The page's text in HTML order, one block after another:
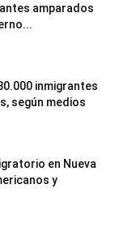
amparados
inmigrantes
según medios
en Nueva
y